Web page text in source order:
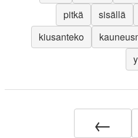
pitkä
sisällä
kiusanteko
←